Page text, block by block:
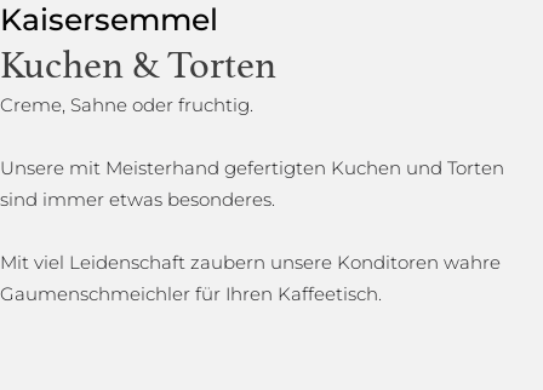
Kaisersemmel
Kuchen & Torten
Creme, Sahne oder fruchtig.
Unsere mit Meisterhand gefertigten Kuchen und Torten
sind immer etwas besonderes.
Mit viel Leidenschaft zaubern unsere Konditoren wahre
Gaumenschmeichler für Ihren Kaffeetisch.